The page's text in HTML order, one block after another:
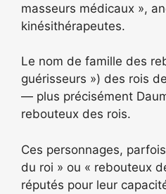
masseurs médicaux »,
kinésithérapeutes.
Le nom de famille des
guérisseurs ») des rois
— plus précisément
rebouteux des rois.
Ces personnages,
du roi » ou « rebouteux
réputés pour leur